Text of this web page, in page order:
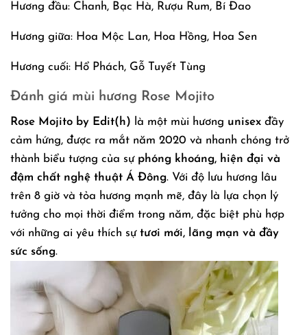
Hương đầu: Chanh, Bạc Hà, Rượu Rum, Bí Đao
Hương giữa: Hoa Mộc Lan, Hoa Hồng, Hoa Sen
Hương cuối: Hổ Phách, Gỗ Tuyết Tùng
Đánh giá mùi hương Rose Mojito
Rose Mojito by Edit(h) là một mùi hương unisex đầy
cảm hứng, được ra mắt năm 2020 và nhanh chóng trở
thành biểu tượng của sự phóng khoáng, hiện đại và
đậm chất nghệ thuật Á Đông. Với độ lưu hương lâu
trên 8 giờ và tỏa hương mạnh mẽ, đây là lựa chọn lý
tưởng cho mọi thời điểm trong năm, đặc biệt phù hợp
với những ai yêu thích sự tươi mới, lãng mạn và đầy
sức sống.